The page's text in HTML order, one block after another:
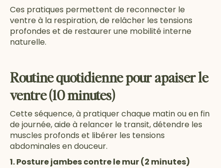
Ces pratiques permettent de reconnecter le
ventre à la respiration, de relâcher les tensions
profondes et de restaurer une mobilité interne
naturelle.
Routine quotidienne pour apaiser le
ventre (10 minutes)
Cette séquence, à pratiquer chaque matin ou en fin
de journée, aide à relancer le transit, détendre les
muscles profonds et libérer les tensions
abdominales en douceur.
1. Posture jambes contre le mur (2 minutes)